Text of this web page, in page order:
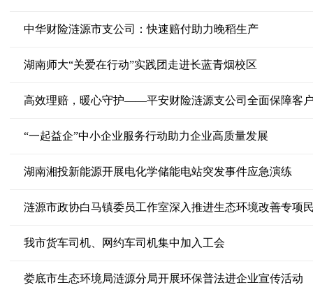
中华财险涟源市支公司：快速赔付助力晚稻生产
湖南师大“关爱在行动”实践团走进长蓝青烟校区
高效理赔，暖心守护——平安财险涟源支公司全面保障客
“一起益企”中小企业服务行动助力企业高质量发展
湖南湘投新能源开展电化学储能电站突发事件应急演练
涟源市政协白马镇委员工作室深入推进生态环境改善专项
我市货车司机、网约车司机集中加入工会
娄底市生态环境局涟源分局开展环保普法进企业宣传活动